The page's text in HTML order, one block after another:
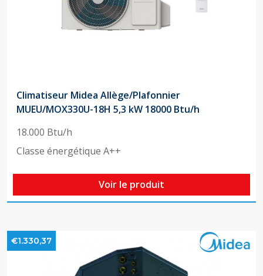
Climatiseur Midea Allège/Plafonnier
MUEU/MOX330U-18H 5,3 kW 18000 Btu/h
18.000 Btu/h
Classe énergétique A++
Voir le produit
€1.330,37